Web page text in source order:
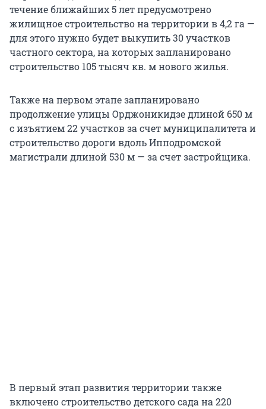
течение ближайших 5 лет предусмотрено
жилищное строительство на территории в 4,2 га —
для этого нужно будет выкупить 30 участков
частного сектора, на которых запланировано
строительство 105 тысяч кв. м нового жилья.
Также на первом этапе запланировано
продолжение улицы Орджоникидзе длиной 650 м
с изъятием 22 участков за счет муниципалитета и
строительство дороги вдоль Ипподромской
магистрали длиной 530 м — за счет застройщика.
В первый этап развития территории также
включено строительство детского сада на 220